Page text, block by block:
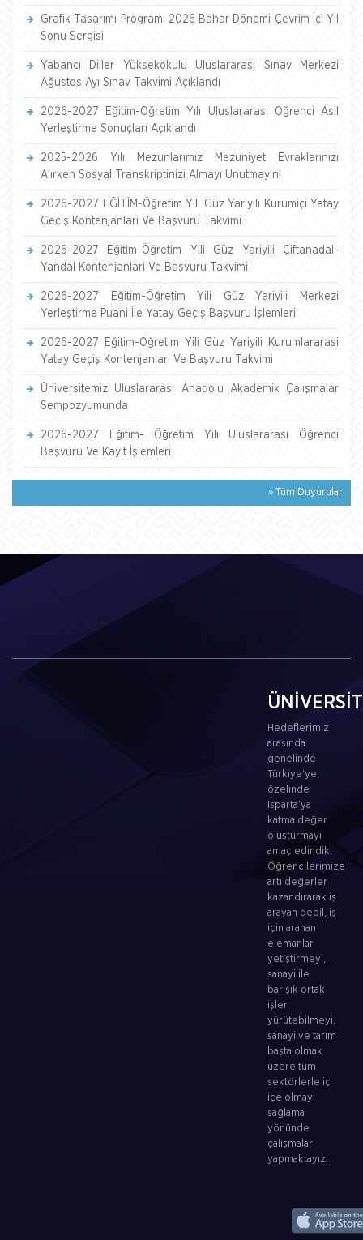
Grafik Tasarımı Programı 2026 Bahar Dönemi Çevrim İçi Yıl
Sonu Sergisi
Yabancı Diller Yüksekokulu Uluslararası Sınav Merkezi
Ağustos Ayı Sınav Takvimi Açıklandı
2026-2027 Eğitim-Öğretim Yılı Uluslararası Öğrenci Asil
Yerleştirme Sonuçları Açıklandı
2025-2026 Yılı Mezunlarımız Mezuniyet Evraklarınızı
Alırken Sosyal Transkriptinizi Almayı Unutmayın!
2026-2027 EĞİTİM-Öğretim Yili Güz Yariyili Kurumiçi Yatay
Geçiş Kontenjanlari Ve Başvuru Takvimi
2026-2027 Eğitim-Öğretim Yili Güz Yariyili Çiftanadal-
Yandal Kontenjanlari Ve Başvuru Takvimi
2026-2027 Eğitim-Öğretim Yili Güz Yariyili Merkezi
Yerleştirme Puani İle Yatay Geçiş Başvuru İşlemleri
2026-2027 Eğitim-Öğretim Yili Güz Yariyili Kurumlararasi
Yatay Geçiş Kontenjanlari Ve Başvuru Takvimi
Üniversitemiz Uluslararası Anadolu Akademik Çalışmalar
Sempozyumunda
2026-2027 Eğitim- Öğretim Yılı Uluslararası Öğrenci
Başvuru Ve Kayıt İşlemleri
» Tüm Duyurular
Hedeflerimiz
arasında
genelinde
Türkiye’ye,
özelinde
Isparta’ya
katma değer
oluşturmayı
amaç edindik.
Öğrencilerimize
artı değerler
kazandırarak iş
arayan değil, iş
için aranan
elemanlar
yetiştirmeyi,
sanayi ile
barışık ortak
işler
yürütebilmeyi,
sanayi ve tarım
başta olmak
üzere tüm
sektörlerle iç
içe olmayı
sağlama
yönünde
çalışmalar
yapmaktayız.